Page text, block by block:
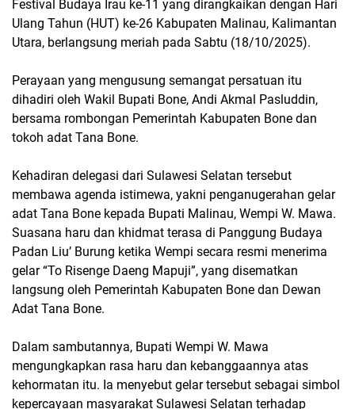
Festival Budaya Irau ke-11 yang dirangkaikan dengan Hari
Ulang Tahun (HUT) ke-26 Kabupaten Malinau, Kalimantan
Utara, berlangsung meriah pada Sabtu (18/10/2025).
Perayaan yang mengusung semangat persatuan itu
dihadiri oleh Wakil Bupati Bone, Andi Akmal Pasluddin,
bersama rombongan Pemerintah Kabupaten Bone dan
tokoh adat Tana Bone.
Kehadiran delegasi dari Sulawesi Selatan tersebut
membawa agenda istimewa, yakni penganugerahan gelar
adat Tana Bone kepada Bupati Malinau, Wempi W. Mawa.
Suasana haru dan khidmat terasa di Panggung Budaya
Padan Liu’ Burung ketika Wempi secara resmi menerima
gelar “To Risenge Daeng Mapuji”, yang disematkan
langsung oleh Pemerintah Kabupaten Bone dan Dewan
Adat Tana Bone.
Dalam sambutannya, Bupati Wempi W. Mawa
mengungkapkan rasa haru dan kebanggaannya atas
kehormatan itu. Ia menyebut gelar tersebut sebagai simbol
kepercayaan masyarakat Sulawesi Selatan terhadap